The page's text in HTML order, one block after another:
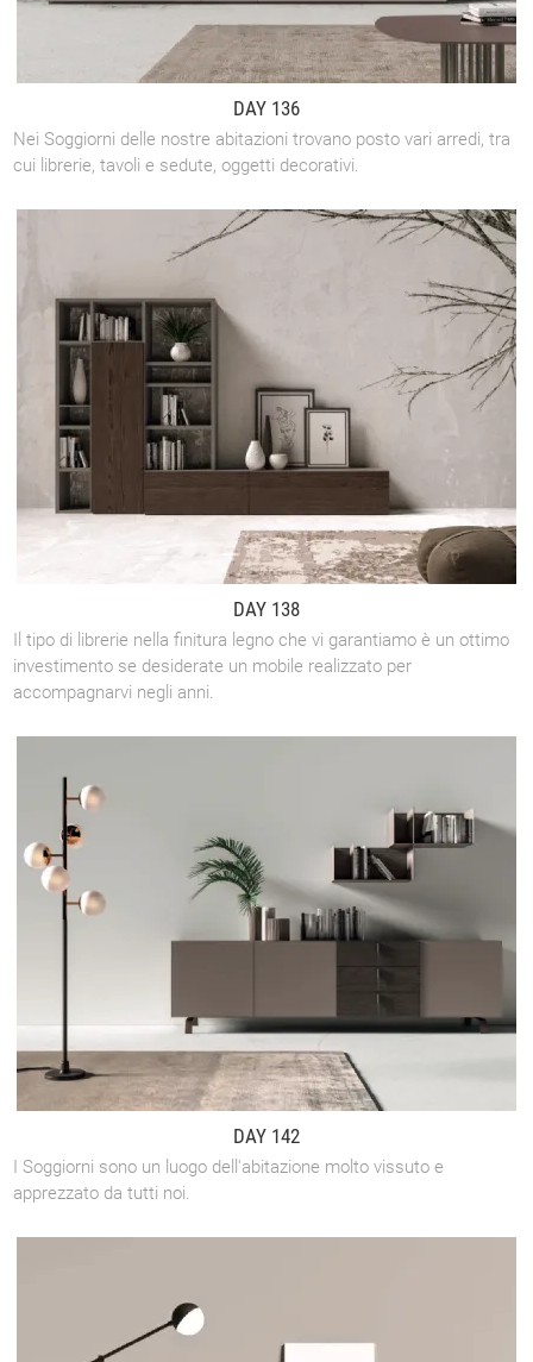
DAY 136
Nei Soggiorni delle nostre abitazioni trovano posto vari arredi, tra
cui librerie, tavoli e sedute, oggetti decorativi.
DAY 138
Il tipo di librerie nella finitura legno che vi garantiamo è un ottimo
investimento se desiderate un mobile realizzato per
accompagnarvi negli anni.
DAY 142
I Soggiorni sono un luogo dell'abitazione molto vissuto e
apprezzato da tutti noi.